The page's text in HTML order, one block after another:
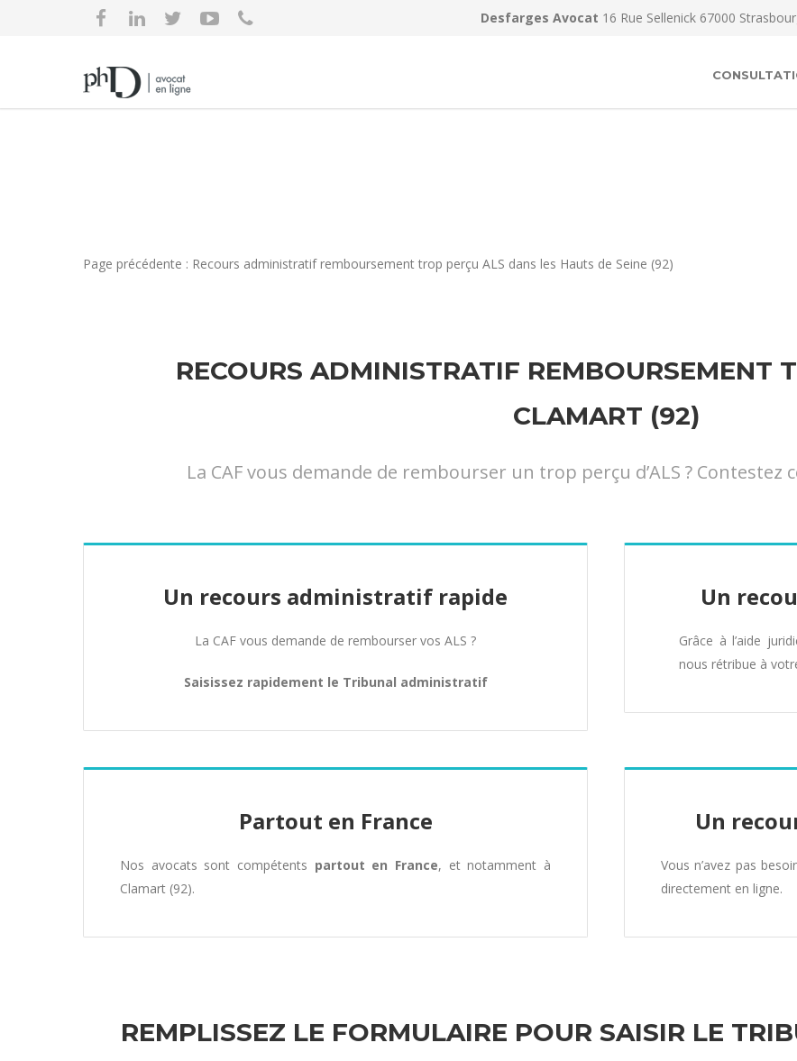
Desfarges Avocat 16 Rue Sellenick 67000
Page précédente : Recours administratif remboursement trop perçu ALS dans les Hauts de Seine (92)
RECOURS ADMINISTRATIF REMBOURSEMENT
CLAMART (92)
La CAF vous demande de rembourser un trop perçu d’ALS ? Contestez
Un recours administratif rapide
La CAF vous demande de rembourser vos ALS ?
Saisissez rapidement le Tribunal administratif
Un
Grâce à l’aide
nous rétribue à
Partout en France
Nos avocats sont compétents partout en France, et notamment à
Clamart (92).
Un
Vous n’avez pas
directement en ligne.
REMPLISSEZ LE FORMULAIRE POUR SAISIR LE